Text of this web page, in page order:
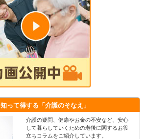
知って得する 「介護のそなえ」
介護の疑問、健康やお金の不安など、安心
して暮らしていくための老後に関するお役
立ちコラムをご紹介しています。